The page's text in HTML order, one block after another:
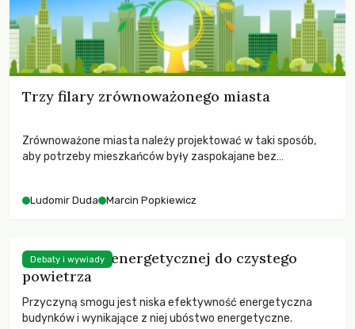
Trzy filary zrównoważonego miasta
Zrównoważone miasta należy projektować w taki sposób,
aby potrzeby mieszkańców były zaspokajane bez
Ludomir Duda Marcin Popkiewicz
Od edukacji energetycznej do czystego
powietrza
Przyczyną smogu jest niska efektywność energetyczna
budynków i wynikające z niej ubóstwo energetyczne.
Debaty i wywiady